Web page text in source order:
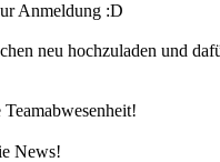
Anmeldung :D
neu hochzuladen und
News!